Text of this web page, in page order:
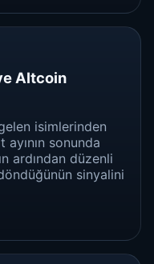
Altcoin
isimlerinden
sonunda
ardından düzenli
sinyalini